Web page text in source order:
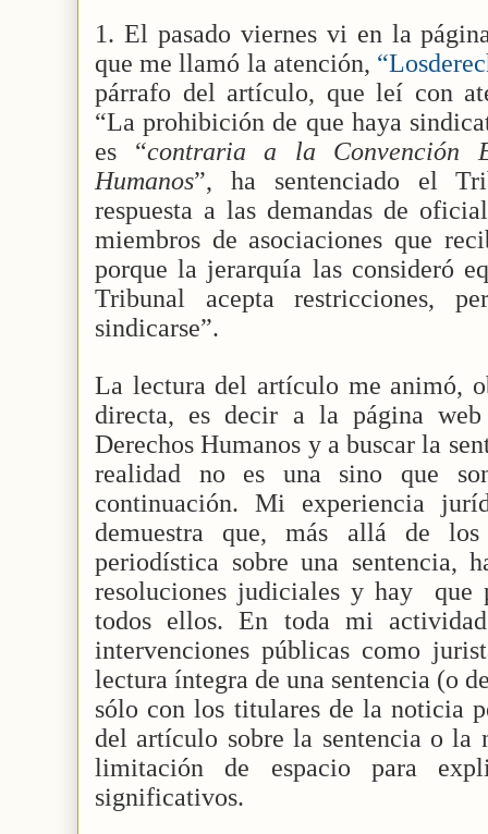
1. El pasado viernes vi en la
que me llamó la atención,
párrafo del artículo, que leí con
“La prohibición de que haya
es “contraria a la Convención
Humanos”, ha sentenciado el
respuesta a las demandas de
miembros de asociaciones que
porque la jerarquía las consideró
Tribunal acepta restricciones,
sindicarse”.
La lectura del artículo me animó,
directa, es decir a la página
Derechos Humanos y a buscar la
realidad no es una sino que
continuación. Mi experiencia
demuestra que, más allá de
periodística sobre una sentencia,
resoluciones judiciales y hay
que
todos ellos. En toda mi
intervenciones públicas como
lectura íntegra de una sentencia (o
sólo con los titulares de la noticia
del artículo sobre la sentencia o la
limitación de espacio para
significativos.